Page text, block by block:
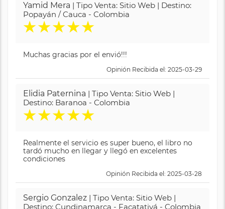
Yamid Mera | Tipo Venta: Sitio Web | Destino:
Popayán / Cauca - Colombia
★★★★★
Muchas gracias por el envió!!!
Opinión Recibida el: 2025-03-29
Elidia Paternina | Tipo Venta: Sitio Web |
Destino: Baranoa - Colombia
★★★★★
Realmente el servicio es super bueno, el libro no
tardó mucho en llegar y llegó en excelentes
condiciones
Opinión Recibida el: 2025-03-28
Sergio Gonzalez | Tipo Venta: Sitio Web |
Destino: Cundinamarca - Facatativá - Colombia